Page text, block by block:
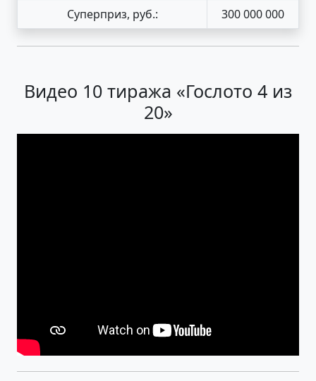
Суперприз, руб.:
300 000 000
Видео 10 тиража «Гослото 4 из
20»